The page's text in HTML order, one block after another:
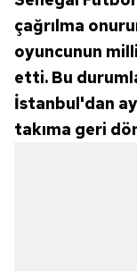
çağrılma
oyuncunun
etti. Bu
İstanbul'dan
takıma geri